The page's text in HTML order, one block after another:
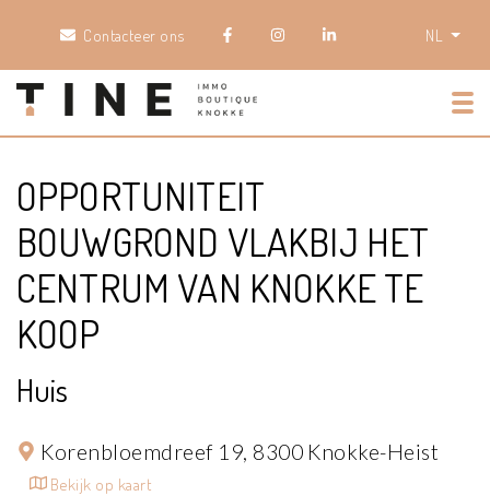
Contacteer ons NL
OPPORTUNITEIT
BOUWGROND VLAKBIJ HET
CENTRUM VAN KNOKKE TE
KOOP
Huis
Korenbloemdreef 19, 8300 Knokke-Heist
Bekijk op kaart